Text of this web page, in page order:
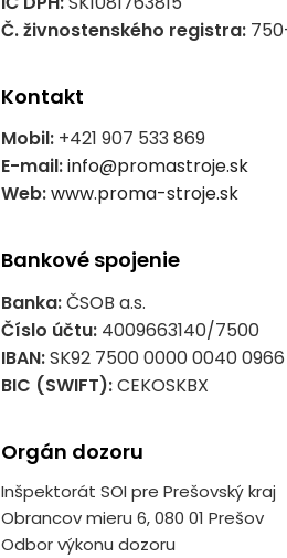
Č. živnostenského registra:
Kontakt
Mobil:+421 907 533 869
E-mail:info@promastroje.sk
Web:www.proma-stroje.sk
Bankové spojenie
Banka:ČSOB a.s.
Číslo účtu:4009663140/7500
IBAN:SK92 7500 0000 0040 0966
BIC (SWIFT):CEKOSKBX
Orgán dozoru
Inšpektorát SOI pre Prešovský kraj
Obrancov mieru 6, 080 01 Prešov
Odbor výkonu dozoru